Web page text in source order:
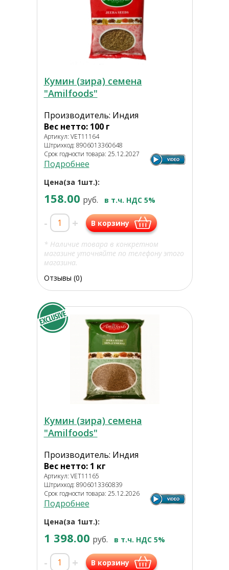
Кумин (зира) семена
"Amilfoods"
Производитель: Индия
Вес нетто: 100 г
Артикул: VET11164
Штрихкод: 8906013360648
Срок годности товара: 25.12.2027
Подробнее
Цена(за 1шт.):
158.00 руб. в т.ч. НДС 5%
- + В корзину
* Наличие товара в конкретном
магазине уточняйте по телефону этого
магазина.
Отзывы (0)
Кумин (зира) семена
"Amilfoods"
Производитель: Индия
Вес нетто: 1 кг
Артикул: VET11165
Штрихкод: 8906013360839
Срок годности товара: 25.12.2026
Подробнее
Цена(за 1шт.):
1 398.00 руб. в т.ч. НДС 5%
- + В корзину